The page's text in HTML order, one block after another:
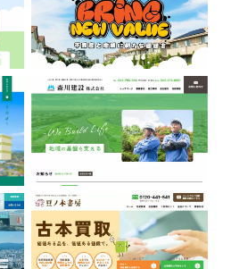
森川建設株式会社
豆ノ木書房
鈴木土建株式会社